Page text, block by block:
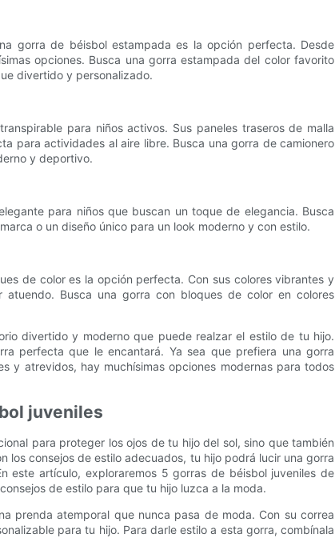
gorra de béisbol estampada es la opción perfecta. Desde
opciones. Busca una gorra estampada del color favorito
divertido y personalizado.
para niños activos. Sus paneles traseros de malla
para actividades al aire libre. Busca una gorra de camionero
y deportivo.
para niños que buscan un toque de elegancia. Busca
o un diseño único para un look moderno y con estilo.
de color es la opción perfecta. Con sus colores vibrantes y
Busca una gorra con bloques de color en colores
divertido y moderno que puede realzar el estilo de tu hijo.
perfecta que le encantará. Ya sea que prefiera una gorra
y atrevidos, hay muchísimas opciones modernas para todos
juveniles
para proteger los ojos de tu hijo del sol, sino que también
los consejos de estilo adecuados, tu hijo podrá lucir una gorra
este artículo, exploraremos 5 gorras de béisbol juveniles de
de estilo para que tu hijo luzca a la moda.
prenda atemporal que nunca pasa de moda. Con su correa
para tu hijo. Para darle estilo a esta gorra, combínala